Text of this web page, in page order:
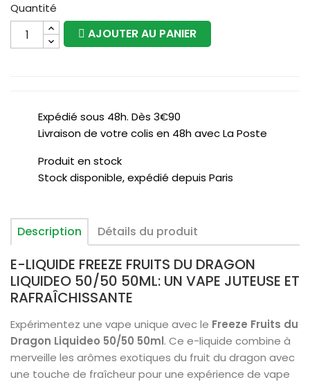
Quantité
AJOUTER AU PANIER
Expédié sous 48h. Dès 3€90
Livraison de votre colis en 48h avec La Poste
Produit en stock
Stock disponible, expédié depuis Paris
Description Détails du produit
E-LIQUIDE FREEZE FRUITS DU DRAGON
LIQUIDEO 50/50 50ML: UN VAPE JUTEUSE ET
RAFRAÎCHISSANTE
Expérimentez une vape unique avec le Freeze Fruits du
Dragon Liquideo 50/50 50ml. Ce e-liquide combine à
merveille les arômes exotiques du fruit du dragon avec
une touche de fraîcheur pour une expérience de vape